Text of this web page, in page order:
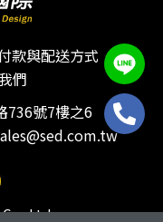
款與配送方式
們
736號7樓之6
Ltd